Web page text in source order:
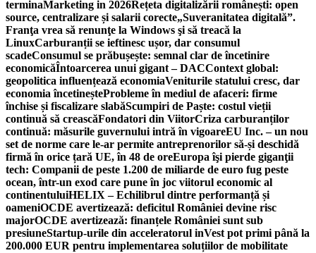
terminaMarketing in 2026Rețeta digitalizării românești: open
source, centralizare și salarii corecte„Suveranitatea digitală”.
Franţa vrea să renunţe la Windows şi să treacă la
LinuxCarburanții se ieftinesc ușor, dar consumul
scadeConsumul se prăbușește: semnal clar de încetinire
economicăÎntoarcerea unui gigant – DACContext global:
geopolitica influențează economiaVeniturile statului cresc, dar
economia încetineșteProbleme în mediul de afaceri: firme
închise și fiscalizare slabăScumpiri de Paște: costul vieții
continuă să creascăFondatori din ViitorCriza carburanților
continuă: măsurile guvernului intră în vigoareEU Inc. – un nou
set de norme care le-ar permite antreprenorilor să-și deschidă
firmă în orice țară UE, în 48 de oreEuropa îşi pierde giganţii
tech: Companii de peste 1.200 de miliarde de euro fug peste
ocean, într-un exod care pune în joc viitorul economic al
continentuluiHELIX – Echilibrul dintre performanță și
oameniOCDE avertizează: deficitul României devine risc
majorOCDE avertizează: finanțele României sunt sub
presiuneStartup-urile din acceleratorul inVest pot primi până la
200.000 EUR pentru implementarea soluțiilor de mobilitate